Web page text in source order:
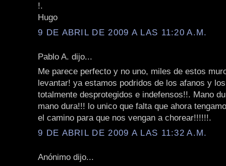
!.
Hugo
9 DE ABRIL DE 2009 A LAS 11:20 A.M.
Pablo A. dijo...
Me parece perfecto y no uno, miles de estos
levantar! ya estamos podridos de los afanos y
totalmente desprotegidos e indefensos!!. Mano
mano dura!!! lo unico que falta que ahora
el camino para que nos vengan a chorear!!!!!!.
9 DE ABRIL DE 2009 A LAS 11:32 A.M.
Anónimo dijo...